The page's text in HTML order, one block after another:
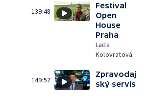
139:48
Festival
Open
House
Praha
Lada
Kolovratová
149:57
Zpravodaj
ský servis